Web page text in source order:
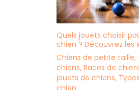
Quels jouets choisir
chien ? Découvrez les
Chiens de petite taille,
chiens, Races de
jouets de chiens,